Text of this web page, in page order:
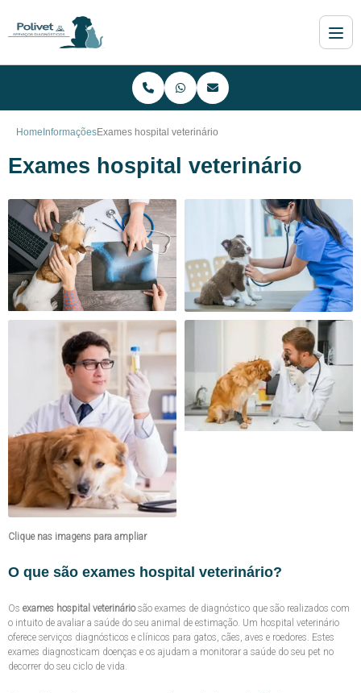
Home InformaçõesExames hospital veterinário
Exames hospital veterinário
Clique nas imagens para ampliar
O que são exames hospital veterinário?
Os exames hospital veterináriosão exames de diagnóstico que são realizados com
o intuito de avaliar a saúde do seu animal de estimação. Um hospital veterinário
oferece serviços diagnósticos e clínicos para gatos, cães, aves e roedores. Estes
exames diagnosticam doenças e os ajudam a monitorar a saúde do seu pet no
decorrer do seu ciclo de vida.